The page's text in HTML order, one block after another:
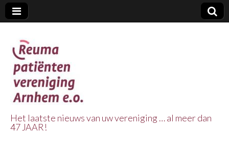
Het laatste nieuws van uw vereniging … al meer dan
47 JAAR!